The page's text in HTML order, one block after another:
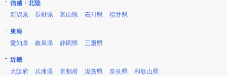
信越・北陸
新潟県
長野県 富山県 石川県 福井県
東海
愛知県
岐阜県 静岡県 三重県
近畿
大阪府
兵庫県 京都府 滋賀県 奈良県 和歌山県